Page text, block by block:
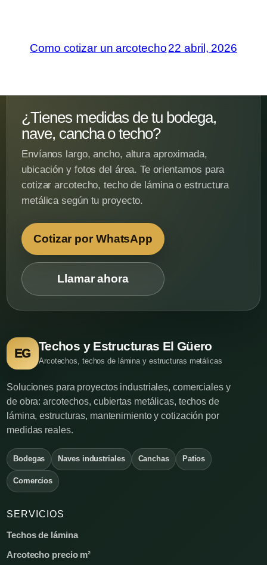
Como cotizar un arcotecho22 abril, 2026
¿Tienes medidas de tu bodega,
nave, cancha o techo?
Envíanos largo, ancho, altura aproximada,
ubicación y fotos del área. Te orientamos para
cotizar arcotecho, techo de lámina o estructura
metálica según tu proyecto.
Cotizar por WhatsApp
Llamar ahora
EG
Techos y Estructuras El Güero
Arcotechos, techos de lámina y estructuras metálicas
Soluciones para proyectos industriales, comerciales y
de obra: arcotechos, cubiertas metálicas, techos de
lámina, estructuras, mantenimiento y cotización por
medidas reales.
Bodegas Naves industriales Canchas Patios
Comercios
SERVICIOS
Techos de lámina
Arcotecho precio m²